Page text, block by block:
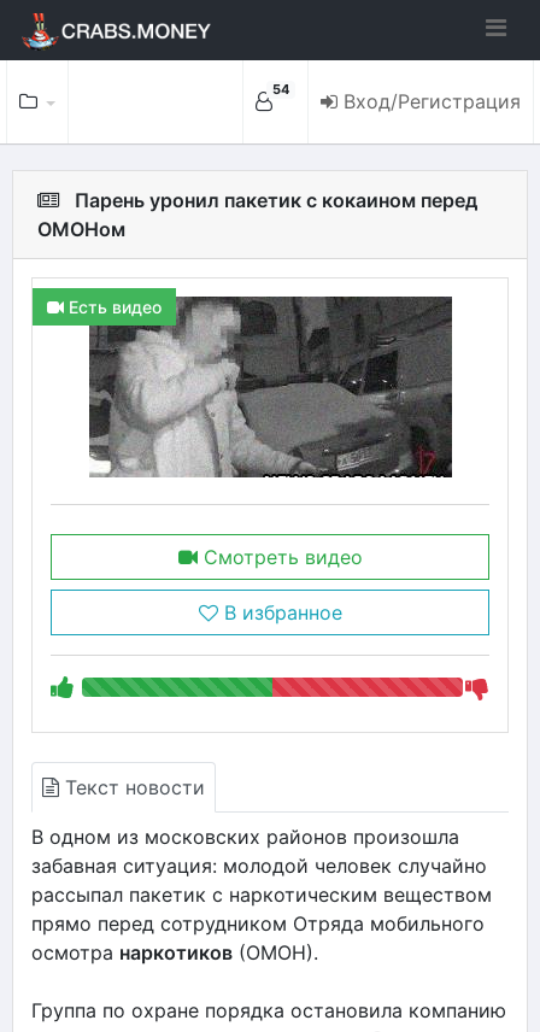
54 Вход/Регистрация
Парень уронил пакетик с кокаином перед
ОМОНом
Есть видео
Смотреть видео
В избранное
Текст новости
В одном из московских районов произошла
забавная ситуация: молодой человек случайно
рассыпал пакетик с наркотическим веществом
прямо перед сотрудником Отряда мобильного
осмотра наркотиков (ОМОН).
Группа по охране порядка остановила компанию